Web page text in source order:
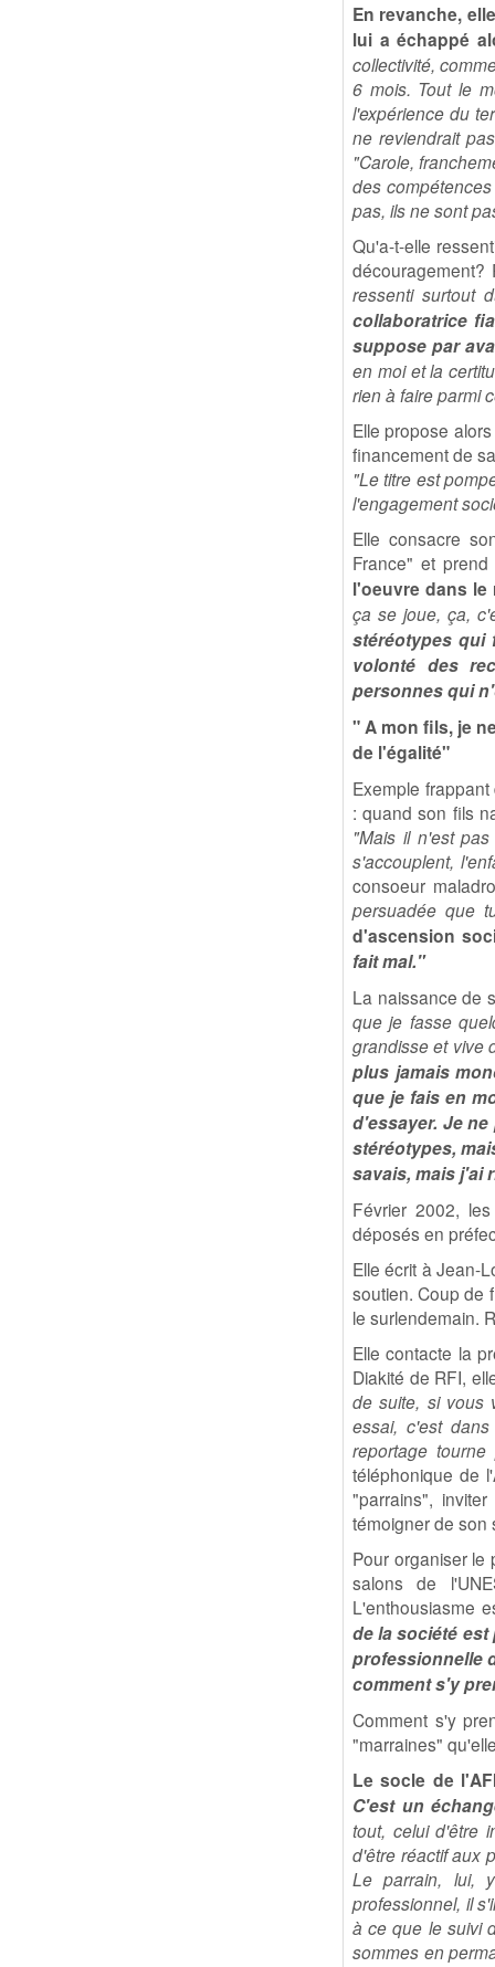
En revanche,
lui a échappé
collectivité,
6 mois. Tout le
l'expérience du
ne reviendrait
"Carole,
des
pas, ils ne sont
Qu'a-t-elle
ressenti surtout
collaboratrice
suppose par
en moi et la
rien à faire parmi
Elle propose
financement de
"Le titre est
l'engagement
Elle consacre
France" et
l'oeuvre dans le
ça se joue, ça,
stéréotypes qui
volonté des
personnes qui
" A mon fils, je
de l'égalité"
Exemple
: quand son fils
"Mais il n'est
s'accouplent,
consoeur
persuadée que
d'ascension
fait mal."
La naissance de
que je fasse
grandisse et vive
plus jamais
que je fais en
d'essayer. Je
stéréotypes,
savais, mais j'ai
Février 2002,
déposés en
Elle écrit à Jean-
soutien. Coup de
le surlendemain.
Elle contacte la
Diakité de RFI,
de suite, si vous
essai, c'est
reportage
téléphonique de
"parrains",
témoigner de son
Pour organiser le
salons de
L'enthousiasme
de la société
professionnelle
comment s'y
Comment s'y
"marraines"
Le socle de
C'est un
tout, celui d'être
d'être réactif aux
Le parrain, lui,
professionnel, il
à ce que le suivi
sommes en